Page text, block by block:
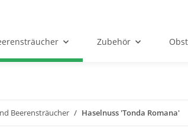
Zubehör
Beerensträucher Haselnuss 'Tonda Romana'